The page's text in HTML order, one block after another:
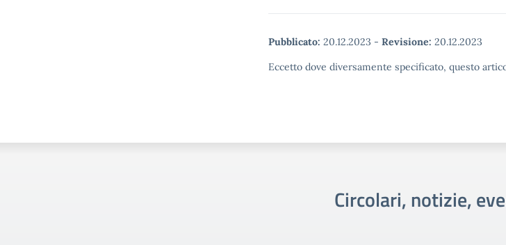
Pubblicato: 20.12.2023 - Revisione: 20.12.2023
Eccetto dove diversamente specificato, questo
Circolari, notizie,